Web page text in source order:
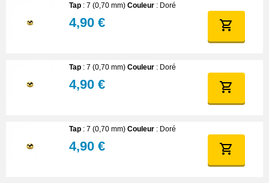
Tap : 7 (0,70 mm) Couleur : Doré
4,90 €
Tap : 7 (0,70 mm) Couleur : Doré
4,90 €
Tap : 7 (0,70 mm) Couleur : Doré
4,90 €